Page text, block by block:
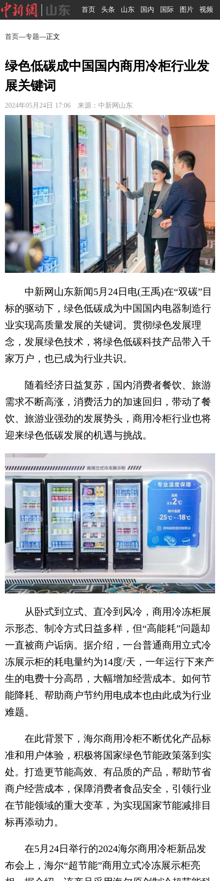
首页 头条 山东 国内 国际 图片 视频
首页—专题—正文
绿色低碳成中国国内商用冷柜行业发
展关键词
2024年05月24日 17:06 来源：中新网山东
中新网山东新闻5月24日电(王禹)在“双碳”目
标的驱动下，绿色低碳成为中国国内电器制造行
业实现高质量发展的关键词。贯彻绿色发展理
念，发展绿色技术，将绿色低碳科技产品带入千
家万户，也已成为行业共识。
随着经济日益复苏，国内消费者餐饮、旅游
需求不断高涨，消费活力的加速回归，带动了餐
饮、旅游业强劲的发展势头，商用冷柜行业也将
迎来绿色低碳发展的机遇与挑战。
从卧式到立式、直冷到风冷，商用冷冻柜展
示形态、制冷方式日益多样，但“高能耗”问题却
一直被商户诟病。据介绍，一台普通商用立式冷
冻展示柜的耗电量约为14度/天，一年运行下来产
生的电费十分高昂，大幅增加经营成本。如何节
能降耗、帮助商户节约用电成本也由此成为行业
难题。
在此背景下，海尔商用冷柜不断优化产品标
准和用户体验，积极将国家绿色节能政策落到实
处。打造更节能高效、有品质的产品，帮助节省
商户经营成本，保障消费者食品安全，引领行业
在节能领域的重大变革，为实现国家节能减排目
标再添动力。
在5月24日举行的2024海尔商用冷柜新品发
布会上，海尔“超节能”商用立式冷冻展示柜亮